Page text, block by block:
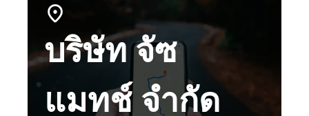
บริษัท จัซ
แมทช์ จำกัด